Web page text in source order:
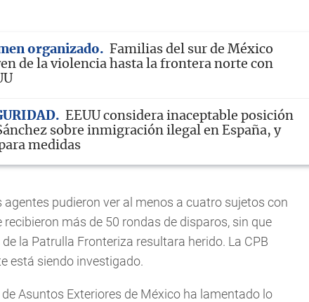
organizado
Familias del sur de México
de la violencia hasta la frontera norte con
EEUU considera inaceptable posición
sobre inmigración ilegal en España, y
medidas
agentes pudieron ver al menos a cuatro sujetos con
más de 50 rondas de disparos, sin que
la Patrulla Fronteriza resultara herido. La CPB
está siendo investigado.
Asuntos Exteriores de México ha lamentado lo